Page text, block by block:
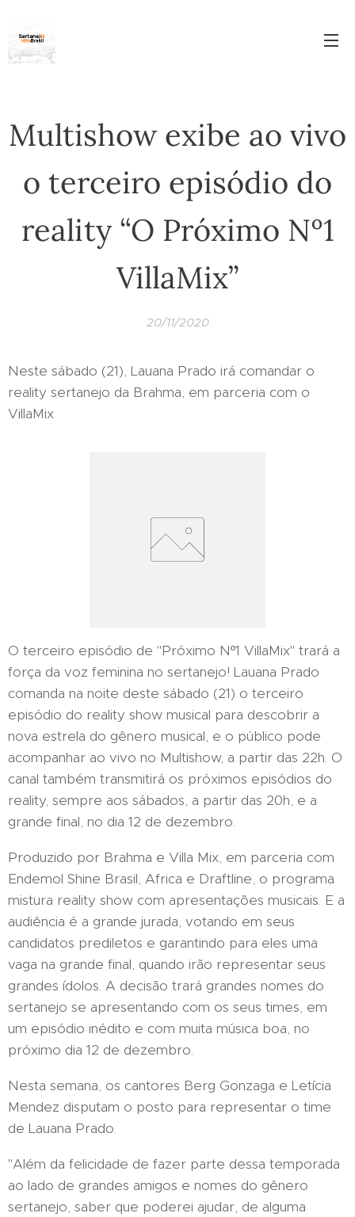
Multishow exibe ao vivo
o terceiro episódio do
reality “O Próximo Nº1
VillaMix”
20/11/2020
Neste sábado (21), Lauana Prado irá comandar o
reality sertanejo da Brahma, em parceria com o
VillaMix
O terceiro episódio de "Próximo Nº1 VillaMix" trará a
força da voz feminina no sertanejo! Lauana Prado
comanda na noite deste sábado (21) o terceiro
episódio do reality show musical para descobrir a
nova estrela do gênero musical, e o público pode
acompanhar ao vivo no Multishow, a partir das 22h. O
canal também transmitirá os próximos episódios do
reality, sempre aos sábados, a partir das 20h, e a
grande final, no dia 12 de dezembro.
Produzido por Brahma e Villa Mix, em parceria com
Endemol Shine Brasil, Africa e Draftline, o programa
mistura reality show com apresentações musicais. E a
audiência é a grande jurada, votando em seus
candidatos prediletos e garantindo para eles uma
vaga na grande final, quando irão representar seus
grandes ídolos. A decisão trará grandes nomes do
sertanejo se apresentando com os seus times, em
um episódio inédito e com muita música boa, no
próximo dia 12 de dezembro.
Nesta semana, os cantores Berg Gonzaga e Letícia
Mendez disputam o posto para representar o time
de Lauana Prado.
"Além da felicidade de fazer parte dessa temporada
ao lado de grandes amigos e nomes do gênero
sertanejo, saber que poderei ajudar, de alguma